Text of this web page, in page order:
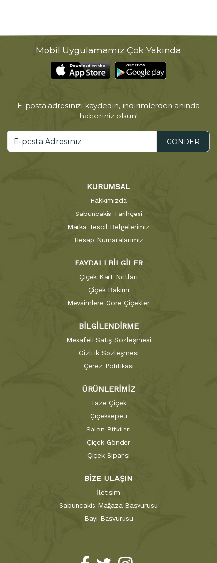
Mobil Uygulamamız Çok Yakında
E-posta adresinizi kaydedin, indirimlerden anında
haberiniz olsun!
GÖNDER
KURUMSAL
Hakkımızda
Sabuncakis Tarihçesi
Marka Tescil Belgelerimiz
Hesap Numaralarımız
FAYDALI BİLGİLER
Çiçek Kart Notları
Çiçek Bakımı
Mevsimlere Göre Çiçekler
BİLGİLENDİRME
Mesafeli Satış Sözleşmesi
Gizlilik Sözleşmesi
Çerez Politikası
ÜRÜNLERİMİZ
Taze Çiçek
Çiçeksepeti
Salon Bitkileri
Çiçek Gönder
Çiçek Siparişi
BİZE ULAŞIN
İletişim
Sabuncakis Mağaza Başvurusu
Bayi Başvurusu